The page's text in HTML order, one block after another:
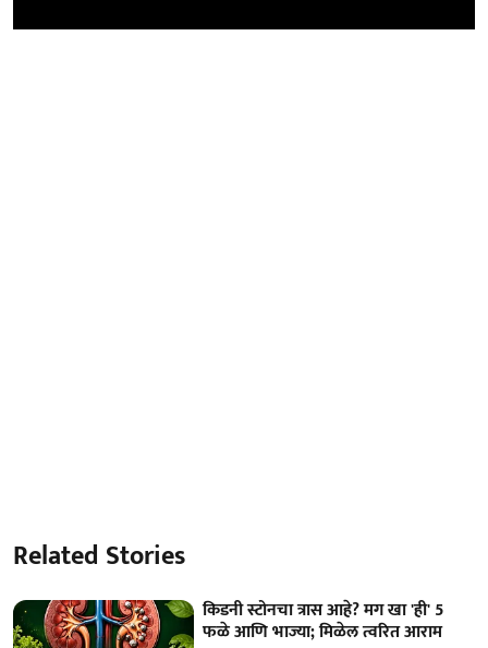
Related Stories
किडनी स्टोनचा त्रास आहे? मग खा 'ही' 5
फळे आणि भाज्या; मिळेल त्वरित आराम